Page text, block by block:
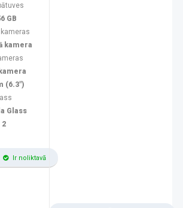
GB
kamera
(6.3")
Glass
2
Ir noliktavā